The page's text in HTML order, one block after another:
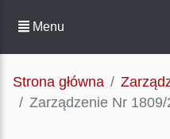
Menu
Strona główna
Zarządzenie Nr